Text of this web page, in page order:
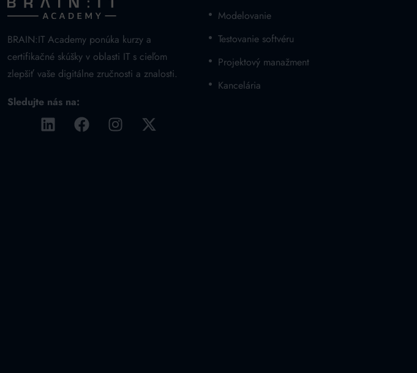
BRAIN:IT Academy ponúka kurzy a
certifikačné skúšky v oblasti IT s cieľom
zlepšiť vaše digitálne zručnosti a znalosti.
Sledujte nás na:
Modelovanie
Testovanie softvéru
Projektový manažment
Kancelária